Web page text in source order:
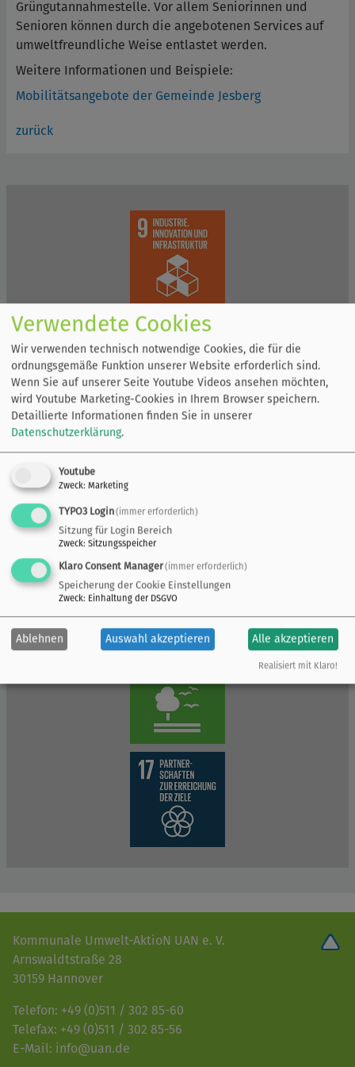
Grüngutannahmestelle. Vor allem Seniorinnen und
Senioren können durch die angebotenen Services auf
umweltfreundliche Weise entlastet werden.
Weitere Informationen und Beispiele:
Mobilitätsangebote der Gemeinde Jesberg
zurück
Kommunale Umwelt-AktioN UAN e. V.
Arnswaldtstraße 28
30159 Hannover
Telefon: +49 (0)511 / 302 85-60
Telefax: +49 (0)511 / 302 85-56
E-Mail: info@uan.de
Verwendete Cookies
Wir verwenden technisch notwendige Cookies, die für die
ordnungsgemäße Funktion unserer Website erforderlich sind.
Wenn Sie auf unserer Seite Youtube Videos ansehen möchten,
wird Youtube Marketing-Cookies in Ihrem Browser speichern.
Detaillierte Informationen finden Sie in unserer
Datenschutzerklärung.
Youtube
Zweck: Marketing
TYPO3 Login(immer erforderlich)
Sitzung für Login Bereich
Zweck: Sitzungsspeicher
Klaro Consent Manager(immer erforderlich)
Speicherung der Cookie Einstellungen
Zweck: Einhaltung der DSGVO
Ablehnen Auswahl akzeptieren Alle akzeptieren
Realisiert mit Klaro!